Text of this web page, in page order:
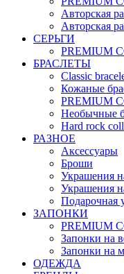
Авторская
Авторская
СЕРЬГИ
PREMIUM
БРАСЛЕТЫ
Classic
Кожаные
PREMIUM
Необычные
Hard rock
РАЗНОЕ
Аксессуары
Броши
Украшения
Украшения
Подарочная
ЗАПОНКИ
PREMIUM
Запонки на
Запонки на
ОДЕЖДА